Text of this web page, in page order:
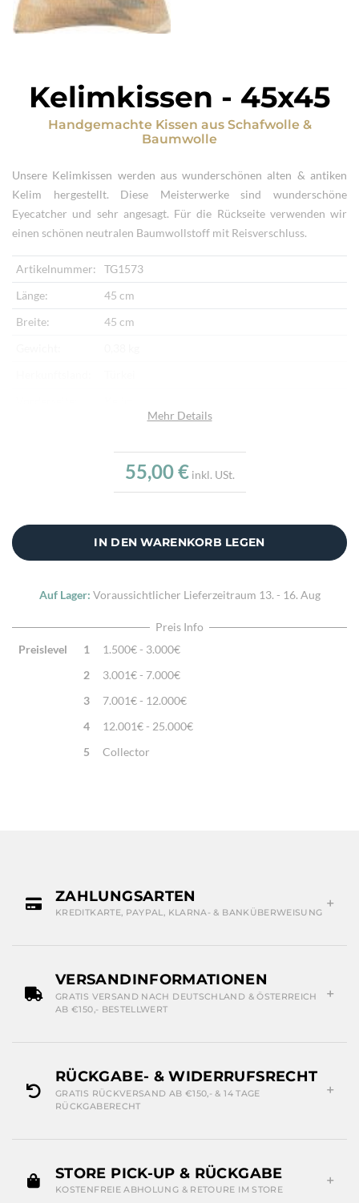
Kelimkissen - 45x45
Handgemachte Kissen aus Schafwolle &
Baumwolle
Unsere Kelimkissen werden aus wunderschönen alten & antiken
Kelim hergestellt. Diese Meisterwerke sind wunderschöne
Eyecatcher und sehr angesagt. Für die Rückseite verwenden wir
einen schönen neutralen Baumwollstoff mit Reisverschluss.
Artikelnummer:
TG1573
Länge:
45 cm
Breite:
45 cm
Handgewebt, Handbestickt
Klassisches Kelimmotiv, Handgewebter Kelim,
Zusatzinfo:
Kissenhülle ohne Füllung
Mehr Details
55,00 € inkl. USt.
IN DEN WARENKORB LEGEN
Auf Lager: Voraussichtlicher Lieferzeitraum 13. - 16. Aug
Preis Info
Preislevel
1
1.500€ - 3.000€
2
3.001€ - 7.000€
3
7.001€ - 12.000€
4
12.001€ - 25.000€
5
Collector
ZAHLUNGSARTEN
KREDITKARTE, PAYPAL, KLARNA- & BANKÜBERWEISUNG
VERSANDINFORMATIONEN
GRATIS VERSAND NACH DEUTSCHLAND & ÖSTERREICH
AB €150,- BESTELLWERT
RÜCKGABE- & WIDERRUFSRECHT
GRATIS RÜCKVERSAND AB €150,- & 14 TAGE
RÜCKGABERECHT
STORE PICK-UP & RÜCKGABE
KOSTENFREIE ABHOLUNG & RETOURE IM STORE